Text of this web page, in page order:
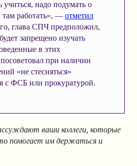
учиться, надо подумать о
там работать», — отметил
глава СПЧ предположил,
запрещено изучать
в этих
при наличии
«не стесняться»
с ФСБ или прокуратурой.
ваши коллеги, которые
помогает им держаться и